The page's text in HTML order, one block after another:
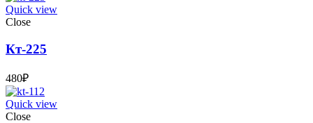
Quick view
Close
Кт-225
480₽
Quick view
Close